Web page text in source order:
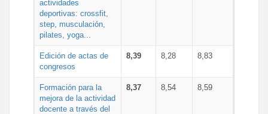
actividades
deportivas: crossfit,
step, musculación,
pilates, yoga...
Edición de actas de
congresos
8,39 8,28 8,83
Formación para la
mejora de la actividad
docente a través del
8,37 8,54 8,59